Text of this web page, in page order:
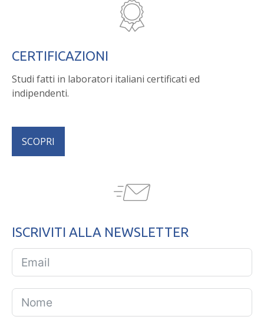
CERTIFICAZIONI
Studi fatti in laboratori italiani certificati ed
indipendenti.
SCOPRI
ISCRIVITI ALLA NEWSLETTER